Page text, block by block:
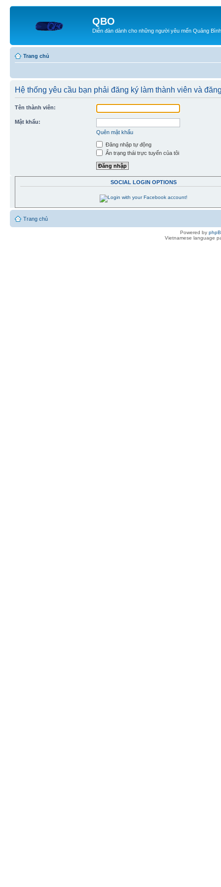
QBO
Diễn đàn dành cho những người yêu mến Quảng Bình
Trang chủ
Hệ thống yêu cầu bạn phải đăng ký làm thành viên và
Tên thành viên:
Mật khẩu:
Quên mật khẩu
Đăng nhập tự động
Ẩn trạng thái trực tuyến của tôi
SOCIAL LOGIN OPTIONS
Trang chủ
Powered by
Vietnamese language